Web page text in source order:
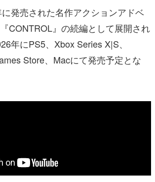
発売された名作アクションアドベ
CONTROL』の続編として展開され
年にPS5、Xbox Series X|S、
Store、Macにて発売予定とな